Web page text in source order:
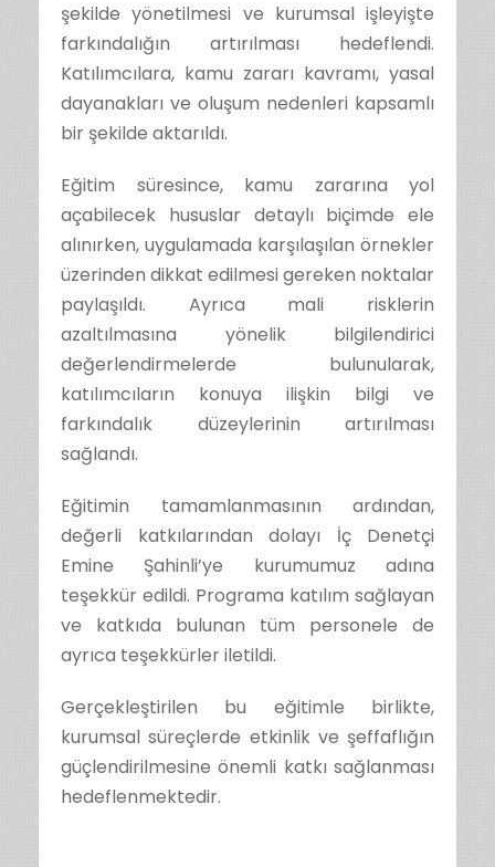
şekilde yönetilmesi ve kurumsal işleyişte
farkındalığın artırılması hedeflendi.
Katılımcılara, kamu zararı kavramı, yasal
dayanakları ve oluşum nedenleri kapsamlı
bir şekilde aktarıldı.
Eğitim süresince, kamu zararına yol
açabilecek hususlar detaylı biçimde ele
alınırken, uygulamada karşılaşılan örnekler
üzerinden dikkat edilmesi gereken noktalar
paylaşıldı. Ayrıca mali risklerin
azaltılmasına yönelik bilgilendirici
değerlendirmelerde bulunularak,
katılımcıların konuya ilişkin bilgi ve
farkındalık düzeylerinin artırılması
sağlandı.
Eğitimin tamamlanmasının ardından,
değerli katkılarından dolayı İç Denetçi
Emine Şahinli’ye kurumumuz adına
teşekkür edildi. Programa katılım sağlayan
ve katkıda bulunan tüm personele de
ayrıca teşekkürler iletildi.
Gerçekleştirilen bu eğitimle birlikte,
kurumsal süreçlerde etkinlik ve şeffaflığın
güçlendirilmesine önemli katkı sağlanması
hedeflenmektedir.